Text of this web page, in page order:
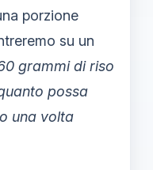
porzione
su un
grammi di riso
possa
una volta